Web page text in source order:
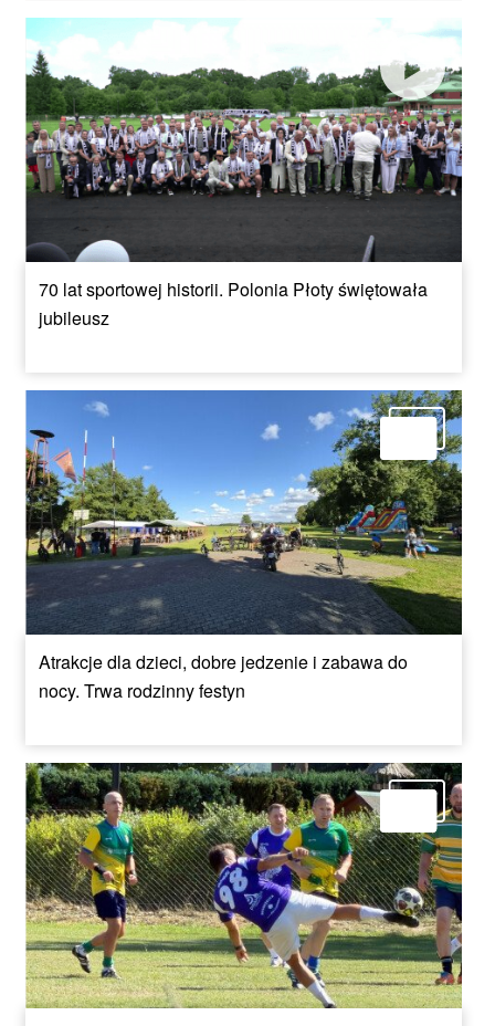
70 lat sportowej historii. Polonia Płoty świętowała
jubileusz
Atrakcje dla dzieci, dobre jedzenie i zabawa do
nocy. Trwa rodzinny festyn